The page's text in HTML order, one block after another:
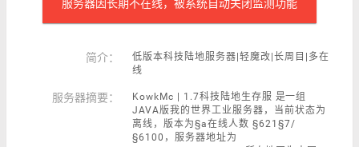
服务器因长期不在线，被系统自动关闭监测功能
简介：
低版本科技陆地服务器|轻魔改|长周目|多在
线
服务器摘要：
KowkMc | 1.7科技陆地生存服 是一组
JAVA版我的世界工业服务器，当前状态为
离线，版本为§a在线人数 §621§7/
§6100，服务器地址为